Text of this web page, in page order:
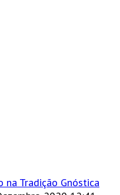
na Tradição Gnóstica